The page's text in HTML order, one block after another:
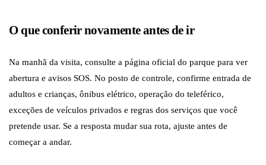
O que conferir novamente antes de ir
Na manhã da visita, consulte a página oficial do parque para ver
abertura e avisos SOS. No posto de controle, confirme entrada de
adultos e crianças, ônibus elétrico, operação do teleférico,
exceções de veículos privados e regras dos serviços que você
pretende usar. Se a resposta mudar sua rota, ajuste antes de
começar a andar.